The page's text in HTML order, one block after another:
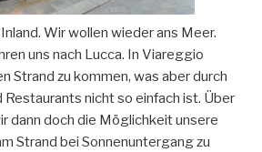
Wir wollen wieder ans Meer.
uns nach Lucca. In Viareggio
Strand zu kommen, was aber durch
Restaurants nicht so einfach ist. Über
dann doch die Möglichkeit unsere
Strand bei Sonnenuntergang zu